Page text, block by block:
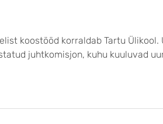
koostööd korraldab Tartu Ülikool.
juhtkomisjon, kuhu kuuluvad